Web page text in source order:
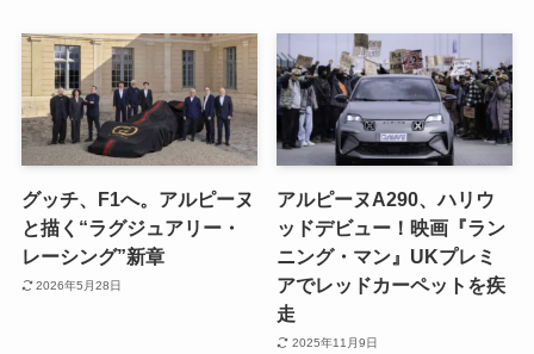
グッチ、F1へ。アルピーヌ
と描く“ラグジュアリー・
レーシング”新章
2026年5月28日
アルピーヌA290、ハリウ
ッドデビュー！映画『ラン
ニング・マン』UKプレミ
アでレッドカーペットを疾
走
2025年11月9日